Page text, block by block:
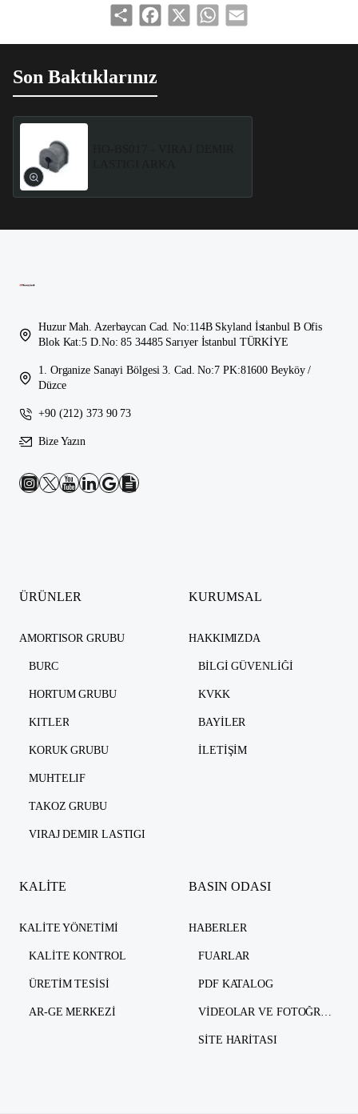
Share Facebook WhatsApp
Son Baktıklarınız
Huzur Mah. Azerbaycan Cad. No:114B Skyland İstanbul B Ofis
Blok Kat:5 D.No: 85 34485 Sarıyer İstanbul TÜRKİYE
1. Organize Sanayi Bölgesi 3. Cad. No:7 PK:81600 Beyköy /
Düzce
+90 (212) 373 90 73
Bize Yazın
ÜRÜNLER
AMORTISOR GRUBU
BURC
HORTUM GRUBU
KITLER
KORUK GRUBU
MUHTELIF
TAKOZ GRUBU
VIRAJ DEMIR LASTIGI
KURUMSAL
HAKKIMIZDA
BILGI GÜVENLIĞI
KVKK
BAYILER
İLETIŞIM
KALİTE
KALITE YÖNETIMI
KALITE KONTROL
ÜRETIM TESISI
AR-GE MERKEZI
BASIN ODASI
HABERLER
FUARLAR
PDF KATALOG
VIDEOLAR VE FOTOĞRAFLAR
SITE HARITASI